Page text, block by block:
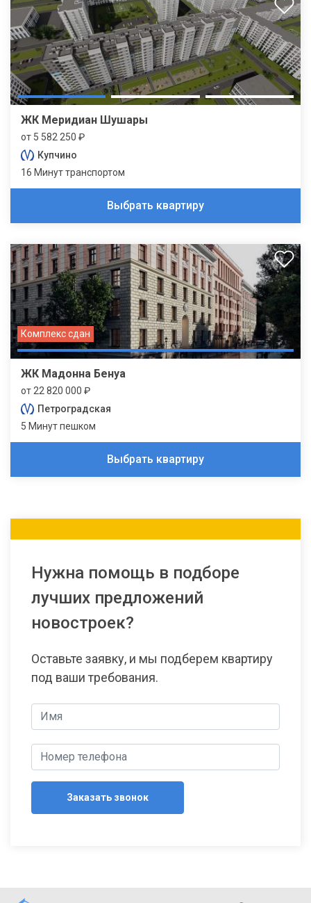
ЖК Меридиан Шушары
от 5 582 250 ₽
Купчино
16 Минут транспортом
Выбрать квартиру
Комплекс сдан
ЖК Мадонна Бенуа
от 22 820 000 ₽
Петроградская
5 Минут пешком
Выбрать квартиру
Нужна помощь в подборе
лучших предложений
новостроек?
Оставьте заявку, и мы подберем квартиру
под ваши требования.
Заказать звонок